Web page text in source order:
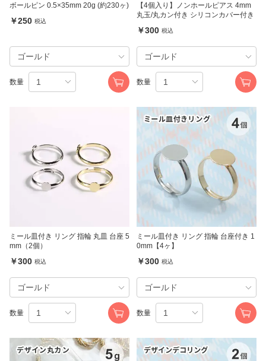
ボールピン 0.5×35mm 20g (約230ヶ)
￥250 税込
数量
【4個入り】ノンホールピアス 4mm
丸玉/丸カン付き シリコンカバー付き
￥300 税込
数量
ミール皿付き リング 指輪 丸皿 台座 5
mm（2個）
￥300 税込
数量
ミール皿付き リング 指輪 台座付き 1
0mm【4ヶ】
￥300 税込
数量